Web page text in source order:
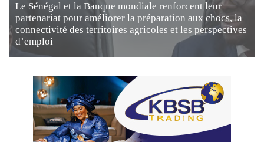
Le Sénégal et la Banque mondiale renforcent leur
partenariat pour améliorer la préparation aux chocs, la
connectivité des territoires agricoles et les perspectives
d’emploi